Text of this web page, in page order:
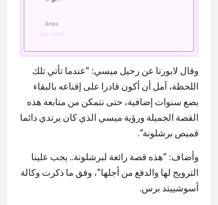
MUTE
وقال لابورتا عن رحيل ميسي: “عندما تأتي تلك
اللحظة، آمل أن أكون قادرا على إقناعه بالبقاء
بضع سنوات إضافية، حتى نتمكن من متابعة هذه
القصة الجميلة ورؤية ميسي الذي كان يرتدي دائما
قميص برشلونة”.
وأضاف: “هذه قصة رائعة لبرشلونة.. يجب علينا
الترويج لها والدفع من أجلها”، وفق ما ذكرت وكالة
أسوشييتد برس.